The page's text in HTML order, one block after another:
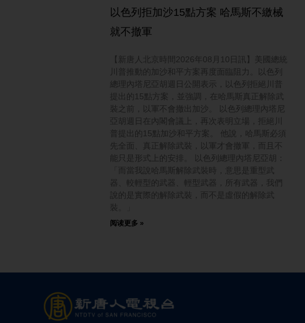
以色列拒加沙15點方案 哈馬斯不繳械
就不撤軍
【新唐人北京時間2026年08月10日訊】美國總統
川普推動的加沙和平方案再度面臨阻力。以色列
總理內塔尼亞胡週日公開表示，以色列拒絕川普
提出的15點方案，並強調，在哈馬斯真正解除武
裝之前，以軍不會撤出加沙。 以色列總理內塔尼
亞胡週日在內閣會議上，再次表明立場，拒絕川
普提出的15點加沙和平方案。 他說，哈馬斯必須
先全面、真正解除武裝，以軍才會撤軍，而且不
能只是形式上的安排。 以色列總理內塔尼亞胡：
「而當我說哈馬斯解除武裝時，意思是重型武
器、較輕型的武器、輕型武器，所有武器，我們
說的是實際的解除武裝，而不是虛假的解除武
裝。」
阅读更多 »